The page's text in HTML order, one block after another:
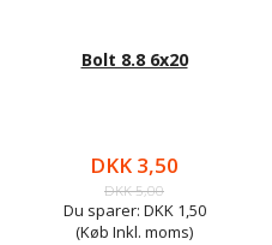
Bolt 8.8 6x20
DKK 3,50
DKK 5,00
Du sparer: DKK 1,50
(Køb Inkl. moms)